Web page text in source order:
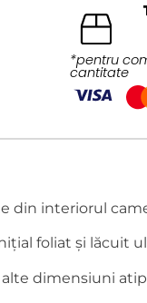
*pentru
cantitate
din interiorul
foliat și lăcuit
dimensiuni